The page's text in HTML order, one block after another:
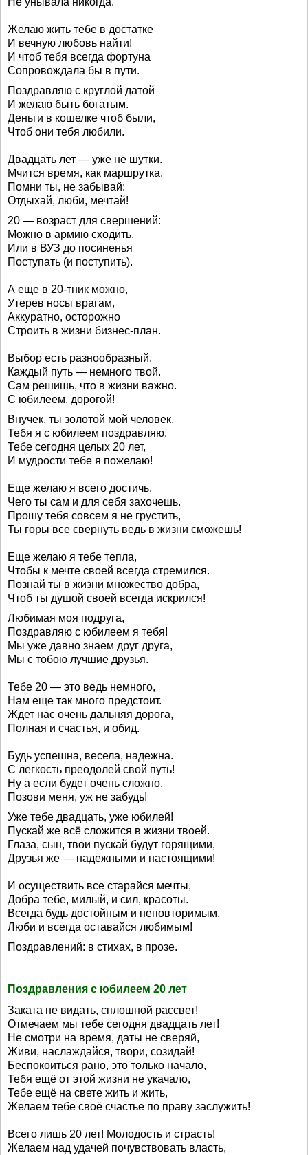
Желаю жить тебе в достатке
И вечную любовь найти!
И чтоб тебя всегда фортуна
Сопровождала бы в пути.
Поздравляю с круглой датой
И желаю быть богатым.
Деньги в кошелке чтоб были,
Чтоб они тебя любили.
Двадцать лет — уже не шутки.
Мчится время, как маршрутка.
Помни ты, не забывай:
Отдыхай, люби, мечтай!
20 — возраст для свершений:
Можно в армию сходить,
Или в ВУЗ до посиненья
Поступать (и поступить).
А еще в 20-тник можно,
Утерев носы врагам,
Аккуратно, осторожно
Строить в жизни бизнес-план.
Выбор есть разнообразный,
Каждый путь — немного твой.
Сам решишь, что в жизни важно.
С юбилеем, дорогой!
Внучек, ты золотой мой человек,
Тебя я с юбилеем поздравляю.
Тебе сегодня целых 20 лет,
И мудрости тебе я пожелаю!
Еще желаю я всего достичь,
Чего ты сам и для себя захочешь.
Прошу тебя совсем я не грустить,
Ты горы все свернуть ведь в жизни сможешь!
Еще желаю я тебе тепла,
Чтобы к мечте своей всегда стремился.
Познай ты в жизни множество добра,
Чтоб ты душой своей всегда искрился!
Любимая моя подруга,
Поздравляю с юбилеем я тебя!
Мы уже давно знаем друг друга,
Мы с тобою лучшие друзья.
Тебе 20 — это ведь немного,
Нам еще так много предстоит.
Ждет нас очень дальняя дорога,
Полная и счастья, и обид.
Будь успешна, весела, надежна.
С легкость преодолей свой путь!
Ну а если будет очень сложно,
Позови меня, уж не забудь!
Уже тебе двадцать, уже юбилей!
Пускай же всё сложится в жизни твоей.
Глаза, сын, твои пускай будут горящими,
Друзья же — надежными и настоящими!
И осуществить все старайся мечты,
Добра тебе, милый, и сил, красоты.
Всегда будь достойным и неповторимым,
Люби и всегда оставайся любимым!
Поздравлений: в стихах, в прозе.
Поздравления с юбилеем 20 лет
Заката не видать, сплошной рассвет!
Отмечаем мы тебе сегодня двадцать лет!
Не смотри на время, даты не сверяй,
Живи, наслаждайся, твори, созидай!
Беспокоиться рано, это только начало,
Тебя ещё от этой жизни не укачало,
Тебе ещё на свете жить и жить,
Желаем тебе своё счастье по праву заслужить!
Всего лишь 20 лет! Молодость и страсть!
Желаем над удачей почувствовать власть,